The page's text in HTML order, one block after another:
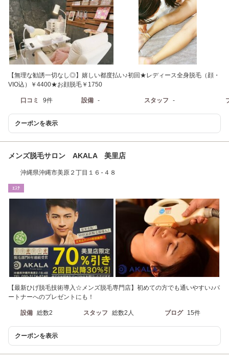
【無理な勧誘一切なし◎】嬉しい都度払い♪初回★レディース全身脱毛（顔・
VIO込）￥4400★お顔脱毛￥1750
口コミ 9件 設備 - スタッフ -
クーポンを表示
メンズ脱毛サロン AKALA 美里店
沖縄県沖縄市美原２丁目１６-４８
ｴｽﾃ
【最新ひげ脱毛技術導入☆メンズ脱毛専門店】初めての方でも通いやすい♪パ
ートナーへのプレゼントにも！
設備 総数2 スタッフ 総数2人 ブログ 15件
クーポンを表示